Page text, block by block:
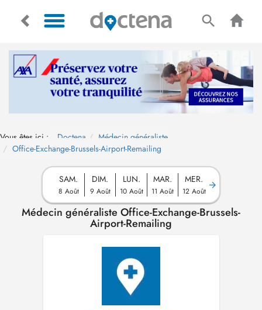
Vous êtes ici : Doctena
Médecin généraliste
Office-Exchange-Brussels-Airport-Remailing
SAM.
8 Août
DIM.
9 Août
LUN.
10 Août
MAR.
11 Août
MER.
12 Août
Médecin généraliste Office-Exchange-Brussels-
Airport-Remailing